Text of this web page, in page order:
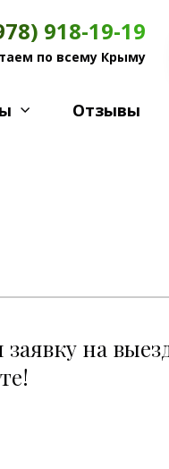
918-19-19
по всему Крыму
Отзывы
на